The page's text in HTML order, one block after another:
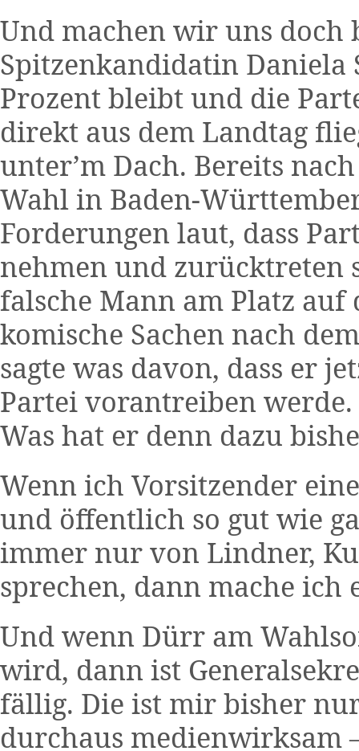
Und machen wir uns
Spitzenkandidatin Daniela
Prozent bleibt und die
direkt aus dem Landtag
unter’m Dach. Bereits
Wahl in Baden-
Forderungen laut, dass
nehmen und zurücktreten
falsche Mann am Platz
komische Sachen nach
sagte was davon, dass er
Partei vorantreiben
Was hat er denn dazu
Wenn ich Vorsitzender
und öffentlich so gut wie
immer nur von Lindner,
sprechen, dann mache ich
Und wenn Dürr am
wird, dann ist
fällig. Die ist mir bisher
durchaus medienwirksam